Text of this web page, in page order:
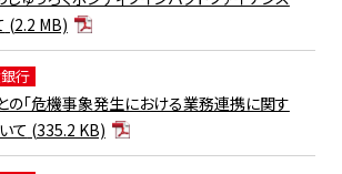
(2.2 MB)
行
の「危機事象発生における業務連携に関す
て (335.2 KB)